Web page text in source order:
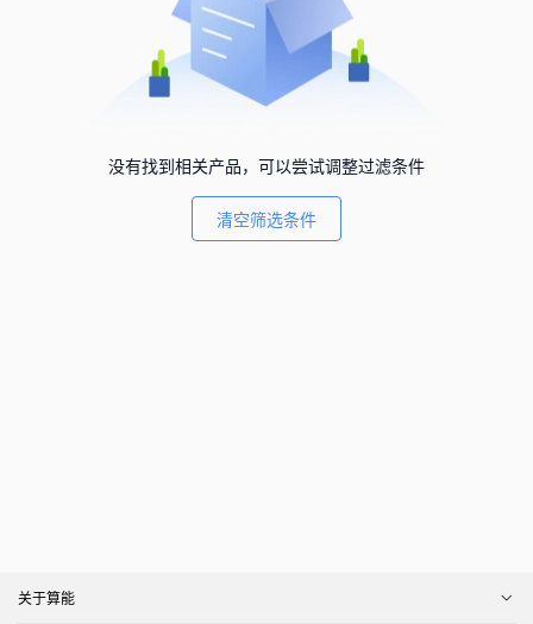
没有找到相关产品，可以尝试调整过滤条件
清空筛选条件
关于算能